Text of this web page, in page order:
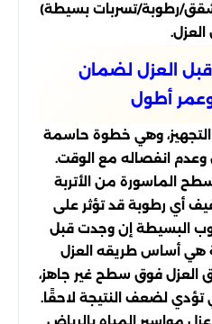
رطوبة/تسربات بسيطة)
قبل العزل لضمان
وعمر أطول
التجهيز، وهي خطوة حاسمة
وعدم انفصاله مع الوقت.
الماسورة من الأتربة
أي رطوبة قد تؤثر على
البسيطة إن وجدت قبل
هي أساس طريقه العزل
العزل فوق سطح غير جاهز،
تؤدي لضعف النتيجة لاحقًا.